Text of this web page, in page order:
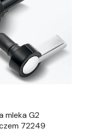
mleka G2
72249